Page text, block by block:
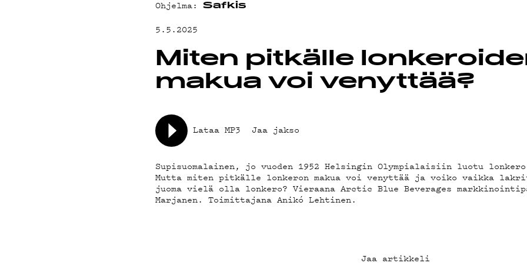
YHTEYSTIEDOT
G LIVELAB
YSTÄVÄKLUBI
TIETOSUOJA
Ohjelma: Safkis
5.5.2025
Miten pitkälle
makua voi venyttää?
Lataa MP3 Jaa jakso
Supisuomalainen, jo vuoden 1952 Helsingin Olympialaisiin luotu
Mutta miten pitkälle lonkeron makua voi venyttää ja voiko vaikka
juoma vielä olla lonkero? Vieraana Arctic Blue Beverages
Marjanen. Toimittajana Anikó Lehtinen.
Jaa artikkeli